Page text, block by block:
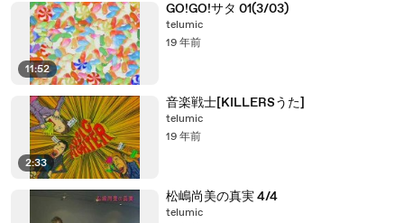
11:52
GO!GO!サタ 01(3/03)
telumic
19 年前
2:33
音楽戦士[KILLERSうた]
telumic
19 年前
松嶋尚美の真実 4/4
telumic